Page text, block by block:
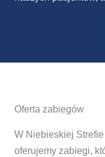
Oferta zabiegów
W Niebieskiej
oferujemy zabiegi,